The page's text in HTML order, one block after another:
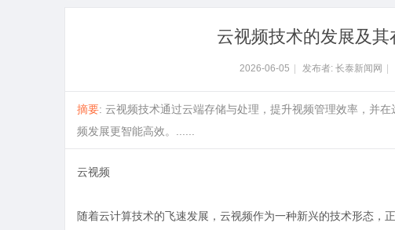
云视频技术的发展及
2026-06-05 发布者: 长泰新闻网
摘要: 云视频技术通过云端存储与处理，提升视频管理效率，并
频发展更智能高效。......
云视频
随着云计算技术的飞速发展，云视频作为一种新兴的技术形态，